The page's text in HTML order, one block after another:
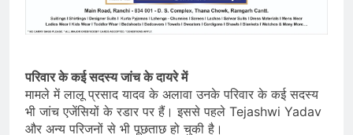
परिवार के कई सदस्य जांच के दायरे में
मामले में लालू प्रसाद यादव के अलावा उनके परिवार के कई सदस्य
भी जांच एजेंसियों के रडार पर हैं। इससे पहले Tejashwi Yadav
और अन्य परिजनों से भी पूछताछ हो चुकी है।